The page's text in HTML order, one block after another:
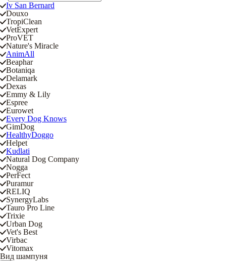
Iv San Bernard
Douxo
TropiClean
VetExpert
ProVET
Nature's Miracle
AnimAll
Beaphar
Botaniqa
Delamark
Dexas
Emmy & Lily
Espree
Eurowet
Every Dog Knows
GimDog
HealthyDoggo
Helpet
Kudlati
Natural Dog Company
Nogga
PerFect
Puramur
RELIQ
SynergyLabs
Tauro Pro Line
Trixie
Urban Dog
Vet's Best
Virbac
Vitomax
Вид шампуня